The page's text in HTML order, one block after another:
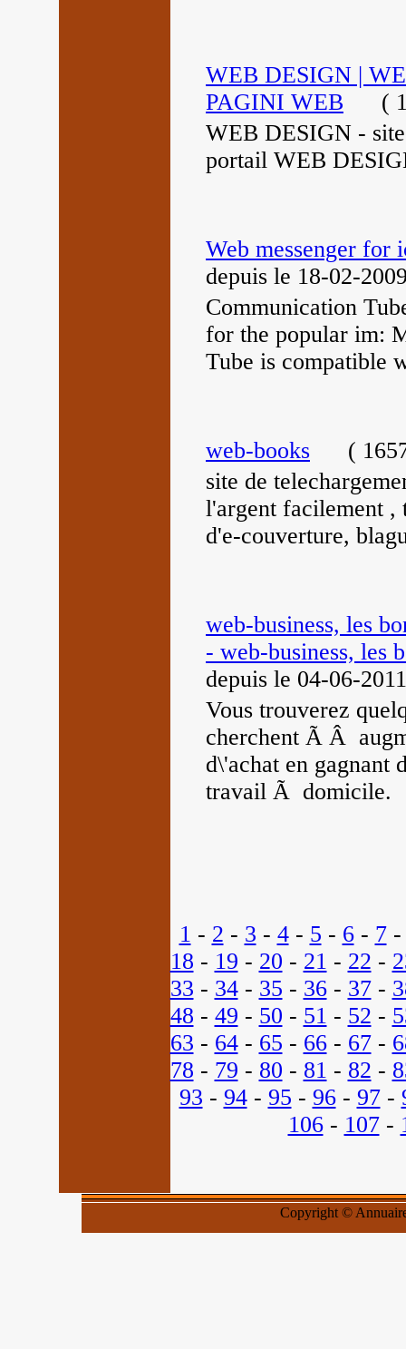
WEB DESIGN |
PAGINI WEB (
WEB DESIGN -
portail WEB
Web messenger for
depuis le 18-02-
Communication
for the popular im:
Tube is compatible
web-books (
site de
l'argent facilement ,
d'e-couverture,
web-business, les
- web-business, les
depuis le 04-06-2011
Vous trouverez
cherchent Ã Â
d\'achat en
travail Ã domicile.
1 - 2 - 3 - 4- 5 - 6- 7
18 - 19 - 20 - 21 - 22 -
33 - 34- 35 - 36- 37-
48 - 49 - 50 - 51 - 52 -
63 - 64- 65 - 66- 67-
78 - 79 - 80 - 81 - 82 -
93 - 94- 95 - 96- 97-
106- 107-
Copyright ©